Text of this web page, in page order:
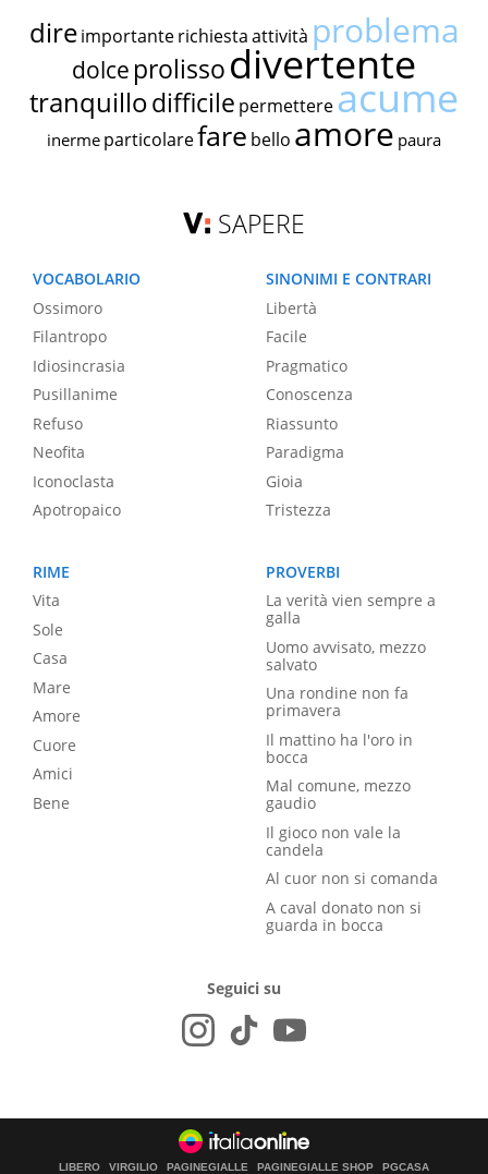
dire importante richiestaattività problema
dolce prolissodivertente
tranquillodifficile permettereacume
inerme particolarefare bello amore paura
SAPERE
VOCABOLARIO
Ossimoro
Filantropo
Idiosincrasia
Pusillanime
Refuso
Neofita
Iconoclasta
Apotropaico
SINONIMI E CONTRARI
Libertà
Facile
Pragmatico
Conoscenza
Riassunto
Paradigma
Gioia
Tristezza
RIME
Vita
Sole
Casa
Mare
Amore
Cuore
Amici
Bene
PROVERBI
La verità vien sempre a
galla
Uomo avvisato, mezzo
salvato
Una rondine non fa
primavera
Il mattino ha l'oro in
bocca
Mal comune, mezzo
gaudio
Il gioco non vale la
candela
Al cuor non si comanda
A caval donato non si
guarda in bocca
Seguici su
LIBERO VIRGILIO PAGINEGIALLE PAGINEGIALLE SHOP PGCASA